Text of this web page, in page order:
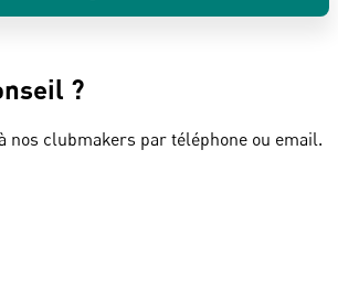
?
nos clubmakers par téléphone ou email.